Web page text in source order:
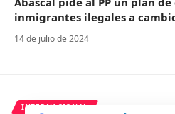
inmigrantes ilegales a
14 de julio de 2024
INTERNACIONAL